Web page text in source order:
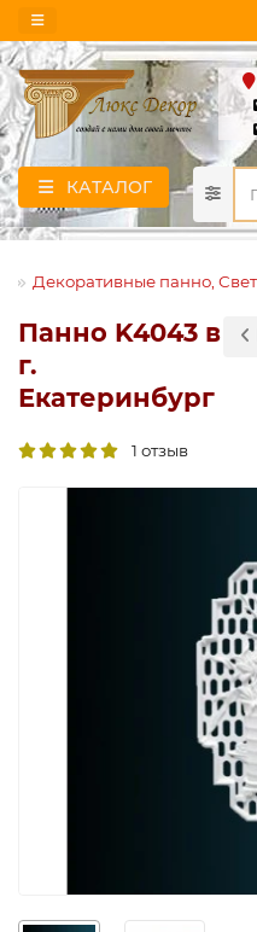
КАТАЛОГ
Декоративные панно,
Панно K4043 в
г.
Екатеринбург
1 отзыв